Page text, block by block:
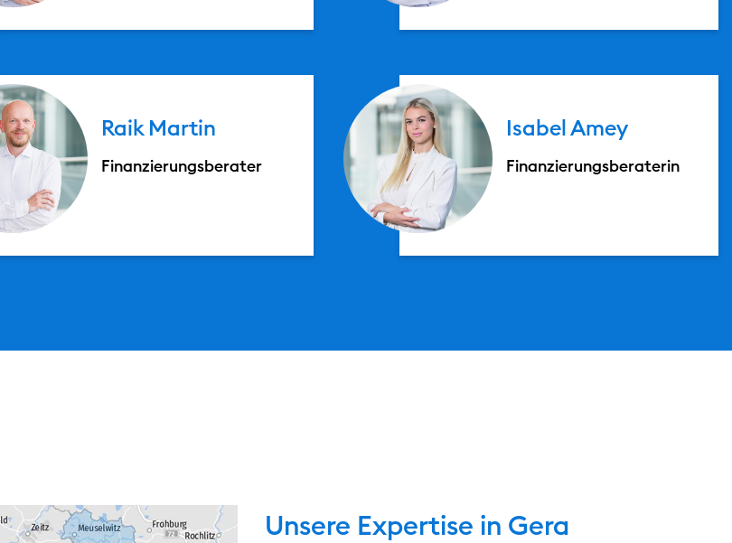
Raik Martin
Finanzierungsberater
IsabelAmey
Finanzierungsberaterin
Unsere Expertise in Gera